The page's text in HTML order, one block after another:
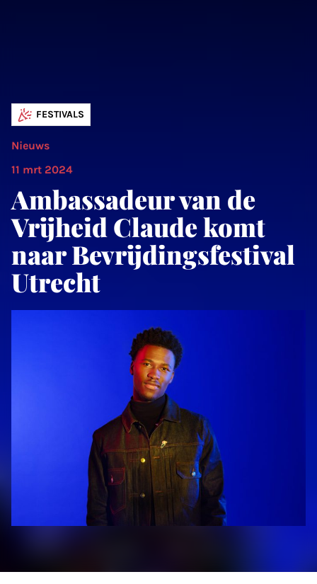
FESTIVALS
Nieuws
11 mrt 2024
Ambassadeur van de
Vrijheid Claude komt
naar Bevrijdingsfestival
Utrecht